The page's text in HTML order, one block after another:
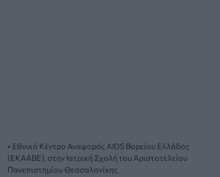
• Εθνικό Κέντρο Αναφοράς AIDS Βορείου Ελλάδος
(ΕΚΑAΒΕ), στην Ιατρική Σχολή του Αριστοτελείου
Πανεπιστημίου Θεσσαλονίκης